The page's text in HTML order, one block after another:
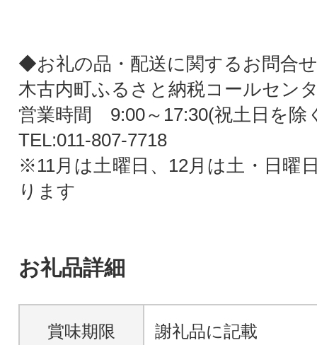
◆お礼の品・配送に関するお問合
木古内町ふるさと納税コールセン
営業時間 9:00～17:30(祝土日を除
TEL:011-807-7718
※11月は土曜日、12月は土・日曜
ります
お礼品詳細
賞味期限 謝礼品に記載